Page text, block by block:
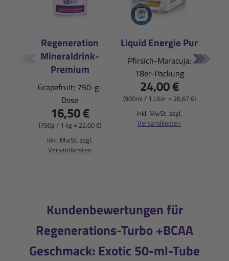
Regeneration
Mineraldrink-
Premium
Grapefruit: 750-g-
Dose
16,50 €
(750g / 1 kg = 22,00 €)
inkl. MwSt. zzgl.
Versandkosten
Liquid Energie Pur
Pfirsich-Maracuja:
18er-Packung
24,00 €
(900ml / 1 Liter = 26,67 €)
inkl. MwSt. zzgl.
Versandkosten
Kundenbewertungen für
Regenerations-Turbo +BCAA
Geschmack: Exotic 50-ml-Tube